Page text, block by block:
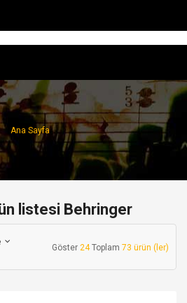
Ana Sayfa
listesi Behringer
Göster 24Toplam 73 ürün (ler)